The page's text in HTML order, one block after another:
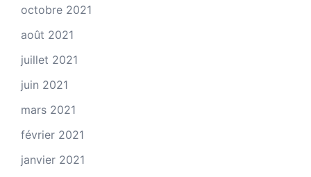
octobre 2021
août 2021
juillet 2021
juin 2021
mars 2021
février 2021
janvier 2021